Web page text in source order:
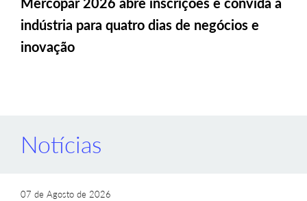
indústria para quatro dias de negócios e
inovação
Notícias
07 de Agosto de 2026